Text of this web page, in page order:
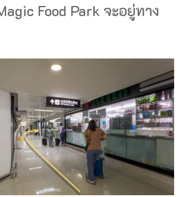
Food Park จะอยู่ทาง